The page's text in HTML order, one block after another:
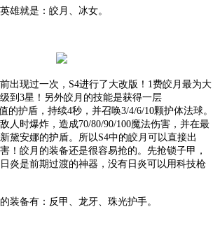
雄就是：皎月、冰女。
出现过一次， S4进行了大改版！1费皎月最为大
到3星！另外皎月的技能是获得一层
的护盾，持续4秒，并召唤3/4/6/10颗护体法球。
人时爆炸，造成70/80/90/100魔法伤害，并在最
黛安娜的护盾。所以S4中的皎月可以直接出
！皎月的装备还是很容易抢的。先抢锁子甲，
炎是前期过渡的神器，没有日炎可以用科技枪
装备有：反甲、龙牙、珠光护手。